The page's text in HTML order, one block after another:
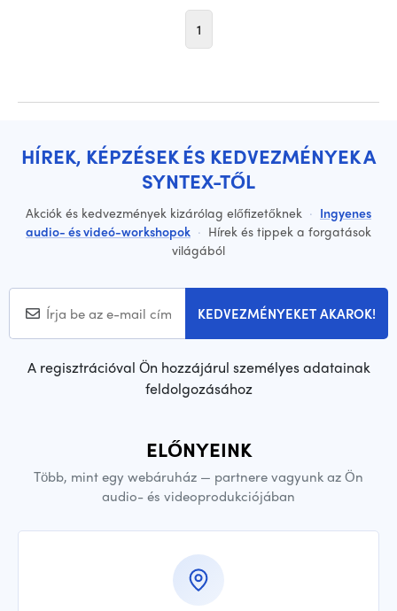
1
HÍREK, KÉPZÉSEK ÉS KEDVEZMÉNYEK A
SYNTEX-TŐL
Akciók és kedvezmények kizárólag előfizetőknek · Ingyenes
audio- és videó-workshopok · Hírek és tippek a forgatások
világából
KEDVEZMÉNYEKET AKAROK!
A regisztrációval Ön hozzájárul személyes adatainak
feldolgozásához
ELŐNYEINK
Több, mint egy webáruház — partnere vagyunk az Ön
audio- és videoprodukciójában